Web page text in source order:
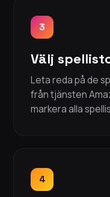
3
Välj
Leta reda på de
från tjänsten
markera alla
4